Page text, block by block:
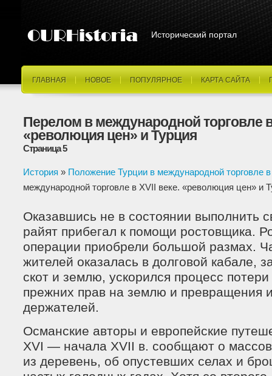
Исторический портал
ГЛАВНАЯ НОВОЕ ПОПУЛЯРНОЕ КАРТА САЙТА
Перелом в международной торговле в
«революция цен» и Турция
Страница 5
История » Положение Турции в международной торговле
международной торговле в XVII веке. «революция цен» и
Оказавшись не в состоянии выполнить
райят прибегал к помощи ростовщика.
операции приобрели большой размах.
жителей оказалась в долговой кабале,
скот и землю, ускорился процесс
прежних прав на землю и превращения
держателей.
Османские авторы и европейские
XVI — начала XVII в. сообщают о
из деревень, об опустевших селах и